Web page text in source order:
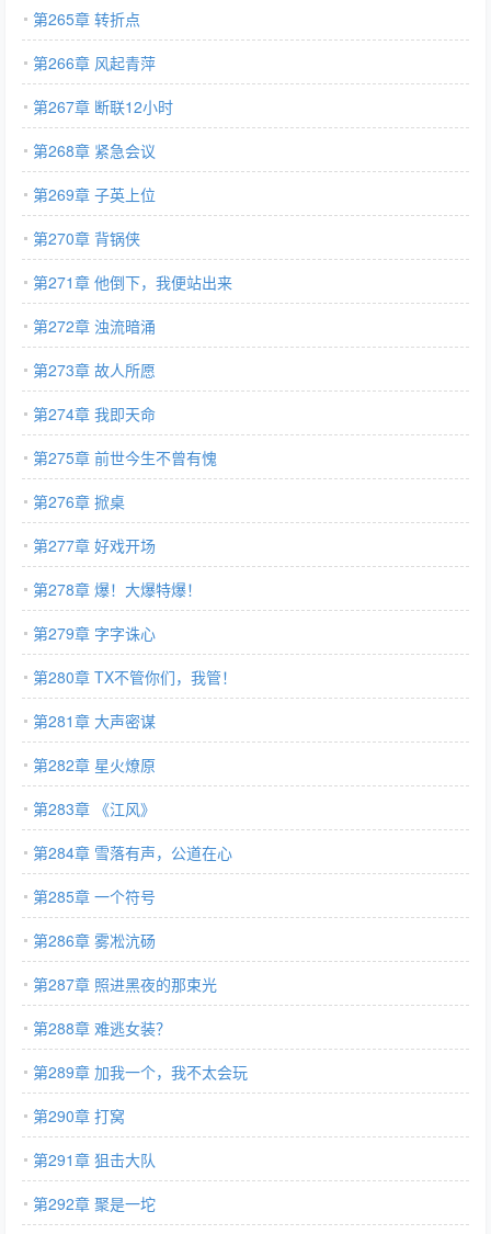
第265章 转折点
第266章 风起青萍
第267章 断联12小时
第268章 紧急会议
第269章 子英上位
第270章 背锅侠
第271章 他倒下，我便站出来
第272章 浊流暗涌
第273章 故人所愿
第274章 我即天命
第275章 前世今生不曾有愧
第276章 掀桌
第277章 好戏开场
第278章 爆！大爆特爆！
第279章 字字诛心
第280章 TX不管你们，我管！
第281章 大声密谋
第282章 星火燎原
第283章 《江风》
第284章 雪落有声，公道在心
第285章 一个符号
第286章 雾凇沆砀
第287章 照进黑夜的那束光
第288章 难逃女装？
第289章 加我一个，我不太会玩
第290章 打窝
第291章 狙击大队
第292章 聚是一坨